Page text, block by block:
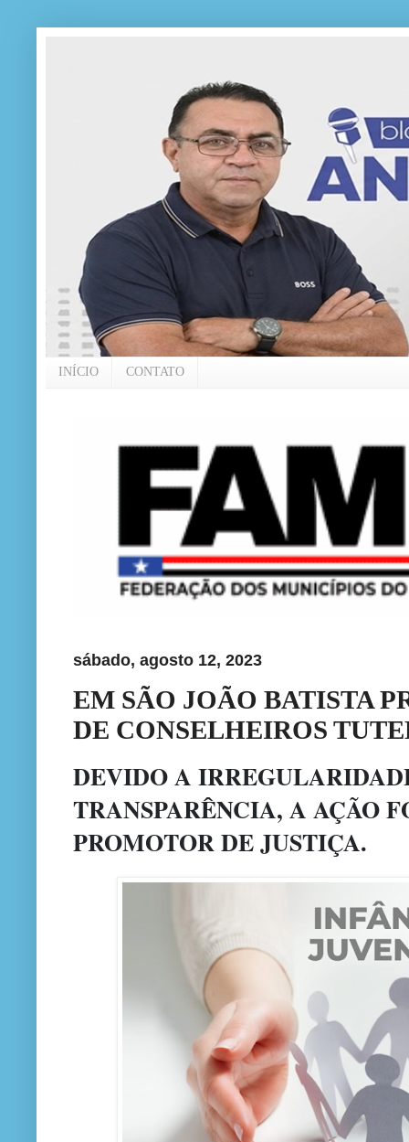
INÍCIO CONTATO
sábado, agosto 12, 2023
EM SÃO JOÃO BATISTA
DE CONSELHEIROS
DEVIDO A
TRANSPARÊNCIA, A AÇÃO
PROMOTOR DE JUSTIÇA.